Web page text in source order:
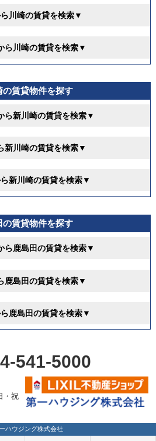
川崎の賃貸を検索▼
ら川崎の賃貸を検索▼
の賃貸物件を探す
ら新川崎の賃貸を検索▼
新川崎の賃貸を検索▼
新川崎の賃貸を検索▼
の賃貸物件を探す
ら鹿島田の賃貸を検索▼
鹿島田の賃貸を検索▼
鹿島田の賃貸を検索▼
541-5000
・祝
ハウジング株式会社